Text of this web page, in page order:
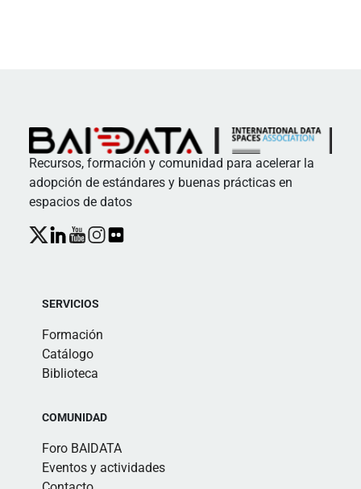
Recursos, formación y comunidad para acelerar la
adopción de estándares y buenas prácticas en
espacios de datos
SERVICIOS
Formación
Catálogo
Biblioteca
COMUNIDAD
Foro BAIDATA
Eventos y actividades